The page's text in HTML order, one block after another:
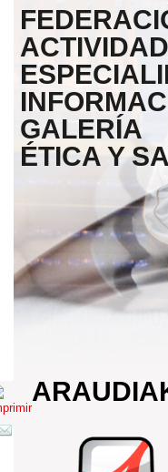
GALERÍA
ÉTICA Y